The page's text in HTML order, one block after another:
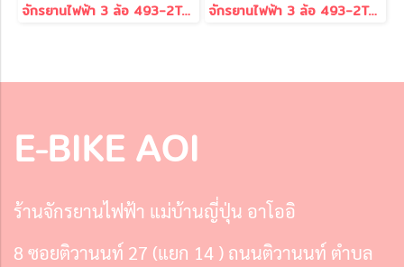
จักรยานไฟฟ้า 3 ล้อ 493-2Tones สีน้ำเงิน จักรยานไฟฟ้า 3 ล้อ 493-2Tones สีครีม
E-BIKE AOI
ร้านจักรยานไฟฟ้า แม่บ้านญี่ปุ่น อาโออิ
8 ซอยติวานนท์ 27 (แยก 14 ) ถนนติวานนท์ ตำบล